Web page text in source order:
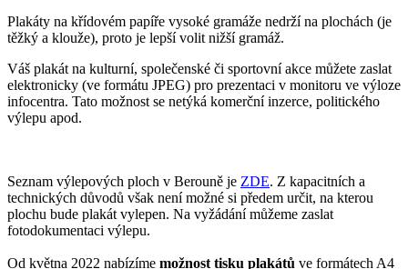
Plakáty na křídovém papíře vysoké gramáže nedrží na plochách (je
těžký a klouže), proto je lepší volit nižší gramáž.
Váš plakát na kulturní, společenské či sportovní akce můžete zaslat
elektronicky (ve formátu JPEG) pro prezentaci v monitoru ve výloze
infocentra. Tato možnost se netýká komerční inzerce, politického
výlepu apod.
Seznam výlepových ploch v Berouně je ZDE. Z kapacitních a
technických důvodů však není možné si předem určit, na kterou
plochu bude plakát vylepen. Na vyžádání můžeme zaslat
fotodokumentaci výlepu.
Od května 2022 nabízíme možnost tisku plakátů ve formátech A4